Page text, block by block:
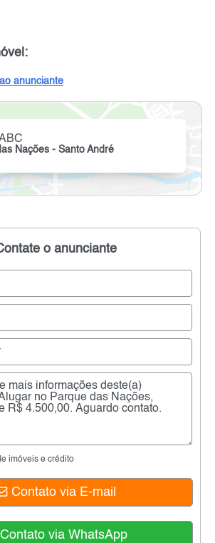
anunciante
Nações - Santo André
o anunciante
imóveis e crédito
Contato via E-mail
Contato via WhatsApp